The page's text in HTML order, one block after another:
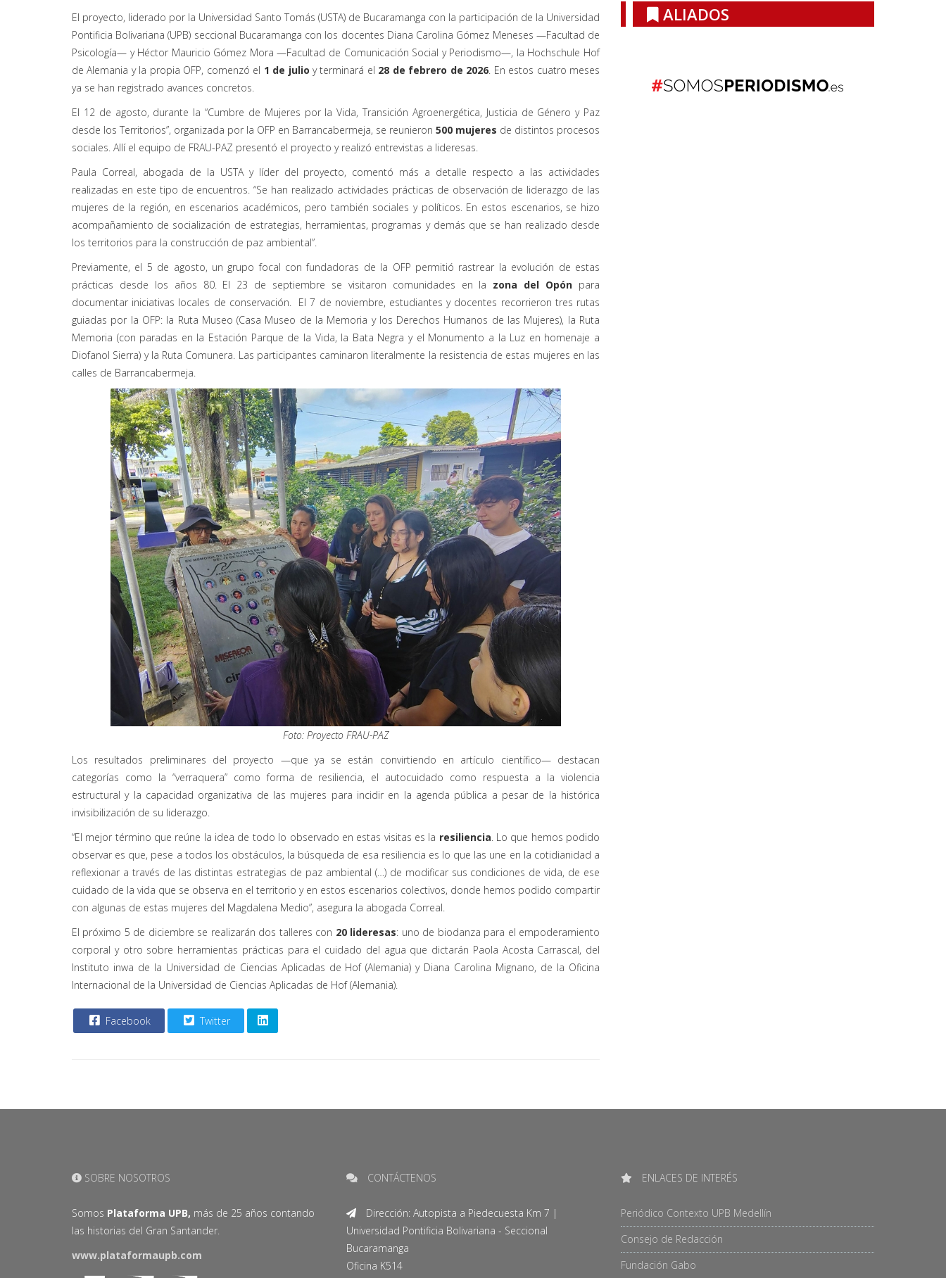
El proyecto, liderado por la Universidad Santo Tomás (USTA) de Bucaramanga con la participación de la Universidad
Pontificia Bolivariana (UPB) seccional Bucaramanga con los docentes Diana Carolina Gómez Meneses —Facultad de
Psicología— y Héctor Mauricio Gómez Mora —Facultad de Comunicación Social y Periodismo—, la Hochschule Hof
de Alemania y la propia OFP, comenzó el 1 de julio y terminará el 28 de febrero de 2026 . En estos cuatro meses
ya se han registrado avances concretos.
El 12 de agosto, durante la “Cumbre de Mujeres por la Vida, Transición Agroenergética, Justicia de Género y Paz
desde los Territorios”, organizada por la OFP en Barrancabermeja, se reunieron 500 mujeres de distintos procesos
sociales. Allí el equipo de FRAU-PAZ presentó el proyecto y realizó entrevistas a lideresas.
Paula Correal, abogada de la USTA y líder del proyecto, comentó más a detalle respecto a las actividades
realizadas en este tipo de encuentros. “Se han realizado actividades prácticas de observación de liderazgo de las
mujeres de la región, en escenarios académicos, pero también sociales y políticos. En estos escenarios, se hizo
acompañamiento de socialización de estrategias, herramientas, programas y demás que se han realizado desde
los territorios para la construcción de paz ambiental”.
Previamente, el 5 de agosto, un grupo focal con fundadoras de la OFP permitió rastrear la evolución de estas
prácticas desde los años 80. El 23 de septiembre se visitaron comunidades en la zona del Opón para
documentar iniciativas locales de conservación. El 7 de noviembre, estudiantes y docentes recorrieron tres rutas
guiadas por la OFP: la Ruta Museo (Casa Museo de la Memoria y los Derechos Humanos de las Mujeres), la Ruta
Memoria (con paradas en la Estación Parque de la Vida, la Bata Negra y el Monumento a la Luz en homenaje a
Diofanol Sierra) y la Ruta Comunera. Las participantes caminaron literalmente la resistencia de estas mujeres en las
calles de Barrancabermeja.
Foto: Proyecto FRAU-PAZ
Los resultados preliminares del proyecto —que ya se están convirtiendo en artículo científico— destacan
categorías como la “verraquera” como forma de resiliencia, el autocuidado como respuesta a la violencia
estructural y la capacidad organizativa de las mujeres para incidir en la agenda pública a pesar de la histórica
invisibilización de su liderazgo.
“El mejor término que reúne la idea de todo lo observado en estas visitas es la resiliencia . Lo que hemos podido
observar es que, pese a todos los obstáculos, la búsqueda de esa resiliencia es lo que las une en la cotidianidad a
reflexionar a través de las distintas estrategias de paz ambiental (…) de modificar sus condiciones de vida, de ese
cuidado de la vida que se observa en el territorio y en estos escenarios colectivos, donde hemos podido compartir
con algunas de estas mujeres del Magdalena Medio”, asegura la abogada Correal.
El próximo 5 de diciembre se realizarán dos talleres con 20 lideresas: uno de biodanza para el empoderamiento
corporal y otro sobre herramientas prácticas para el cuidado del agua que dictarán Paola Acosta Carrascal, del
Instituto inwa de la Universidad de Ciencias Aplicadas de Hof (Alemania) y Diana Carolina Mignano, de la Oficina
Internacional de la Universidad de Ciencias Aplicadas de Hof (Alemania).
Facebook Twitter
ALIADOS
SOBRE NOSOTROS
Somos Plataforma UPB, más de 25 años contando
las historias del Gran Santander.
www.plataformaupb.com
CONTÁCTENOS
Dirección: Autopista a Piedecuesta Km 7 |
Universidad Pontificia Bolivariana - Seccional
Bucaramanga
Oficina K514
ENLACES DE INTERÉS
Periódico Contexto UPB Medellín
Consejo de Redacción
Fundación Gabo